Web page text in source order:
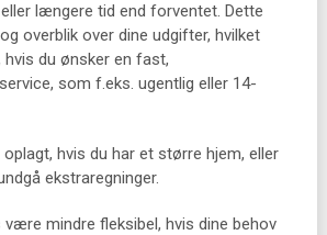
længere tid end forventet. Dette
overblik over dine udgifter, hvilket
du ønsker en fast,
som f.eks. ugentlig eller 14-
hvis du har et større hjem, eller
ekstraregninger.
mindre fleksibel, hvis dine behov